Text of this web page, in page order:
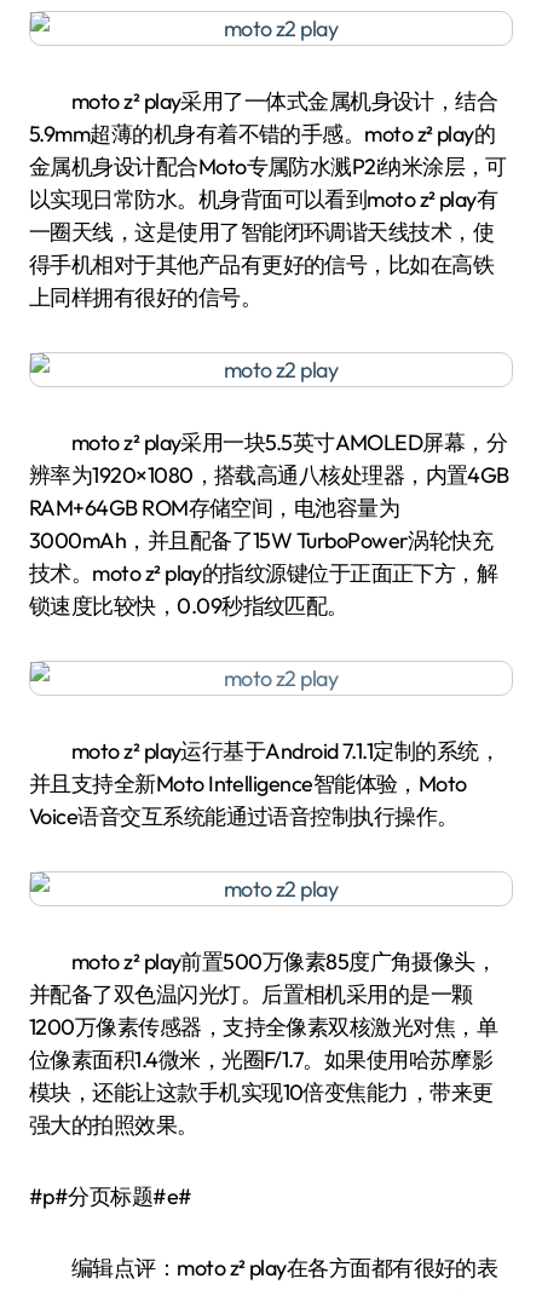
moto z² play采用了一体式金属机身设计，结合
5.9mm超薄的机身有着不错的手感。moto z² play的
金属机身设计配合Moto专属防水溅P2i纳米涂层，可
以实现日常防水。机身背面可以看到moto z² play有
一圈天线，这是使用了智能闭环调谐天线技术，使
得手机相对于其他产品有更好的信号，比如在高铁
上同样拥有很好的信号。
moto z² play采用一块5.5英寸AMOLED屏幕，分
辨率为1920×1080，搭载高通八核处理器，内置4GB
RAM+64GB ROM存储空间，电池容量为
3000mAh，并且配备了15W TurboPower涡轮快充
技术。moto z² play的指纹源键位于正面正下方，解
锁速度比较快，0.09秒指纹匹配。
moto z² play运行基于Android 7.1.1定制的系统，
并且支持全新Moto Intelligence智能体验，Moto
Voice语音交互系统能通过语音控制执行操作。
moto z² play前置500万像素85度广角摄像头，
并配备了双色温闪光灯。后置相机采用的是一颗
1200万像素传感器，支持全像素双核激光对焦，单
位像素面积1.4微米，光圈F/1.7。如果使用哈苏摩影
模块，还能让这款手机实现10倍变焦能力，带来更
强大的拍照效果。
#p#分页标题#e#
编辑点评：moto z² play在各方面都有很好的表